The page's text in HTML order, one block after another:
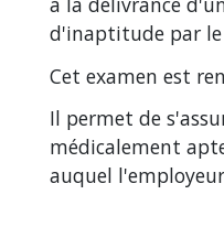
d'inaptitude par
Cet examen est
Il permet de
médicalement
auquel